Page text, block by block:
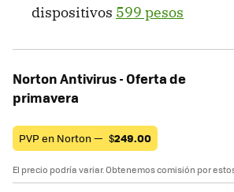
dispositivos 599 pesos
Norton Antivirus - Oferta de
primavera
PVP en Norton — $249.00
El precio podría variar. Obtenemos comisión por